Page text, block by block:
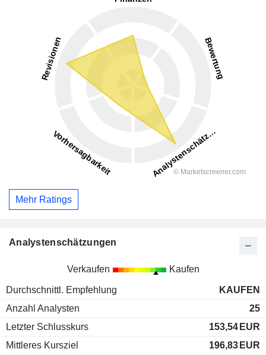
Mehr Ratings
Analystenschätzungen
Verkaufen Kaufen
Durchschnittl. Empfehlung
KAUFEN
Anzahl Analysten
25
Letzter Schlusskurs
153,54 EUR
Mittleres Kursziel
196,83 EUR